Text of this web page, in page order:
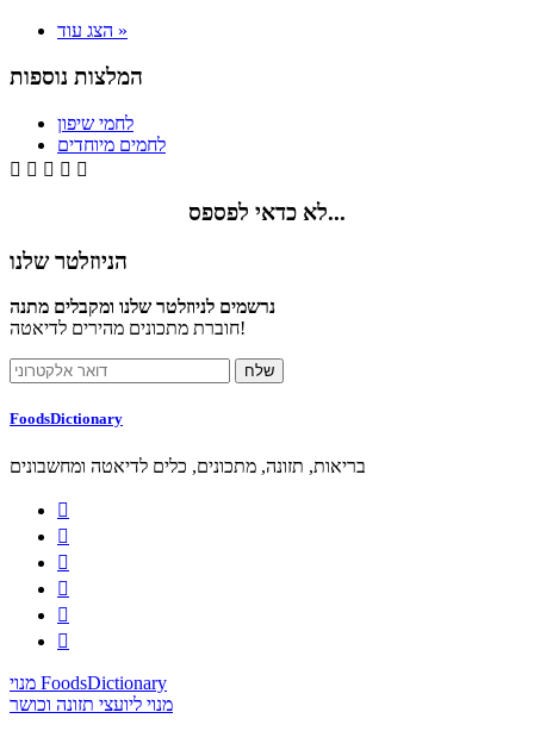
הצג עוד »
המלצות נוספות
לחמי שיפון
לחמים מיוחדים
    
לא כדאי לפספס...
הניוזלטר שלנו
נרשמים לניוזלטר שלנו ומקבלים מתנה
חוברת מתכונים מהירים לדיאטה!
FoodsDictionary
בריאות, תזונה, מתכונים, כלים לדיאטה ומחשבונים






מנוי FoodsDictionary
מנוי ליועצי תזונה וכושר